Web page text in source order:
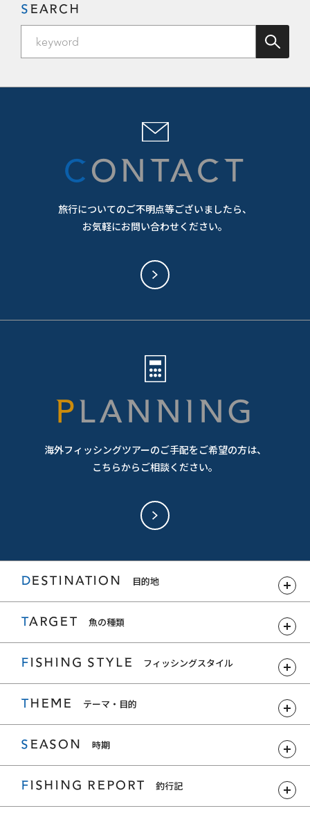
SEARCH
CONTACT
旅行についてのご不明点等ございましたら、
お気軽にお問い合わせください。
PLANNING
海外フィッシングツアーのご手配をご希望の方は、
こちらからご相談ください。
DESTINATION 目的地
TARGET 魚の種類
FISHING STYLE フィッシングスタイル
THEME テーマ・目的
SEASON 時期
FISHING REPORT 釣行記